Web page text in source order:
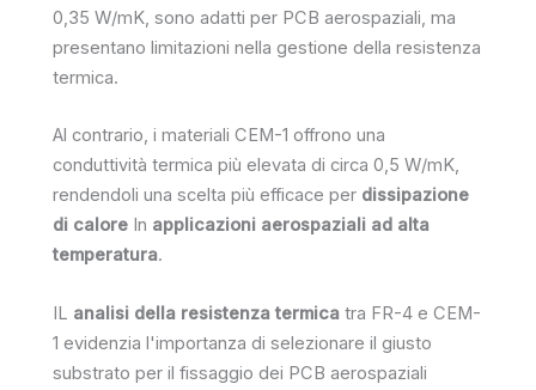
0,35 W/mK, sono adatti per PCB aerospaziali, ma
presentano limitazioni nella gestione della resistenza
termica.
Al contrario, i materiali CEM-1 offrono una
conduttività termica più elevata di circa 0,5 W/mK,
rendendoli una scelta più efficace per dissipazione
di calore In applicazioni aerospaziali ad alta
temperatura.
IL analisi della resistenza termica tra FR-4 e CEM-
1 evidenzia l'importanza di selezionare il giusto
substrato per il fissaggio dei PCB aerospaziali